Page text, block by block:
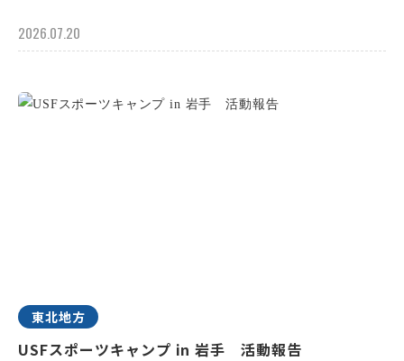
2026.07.20
東北地方
USFスポーツキャンプ in 岩手 活動報告